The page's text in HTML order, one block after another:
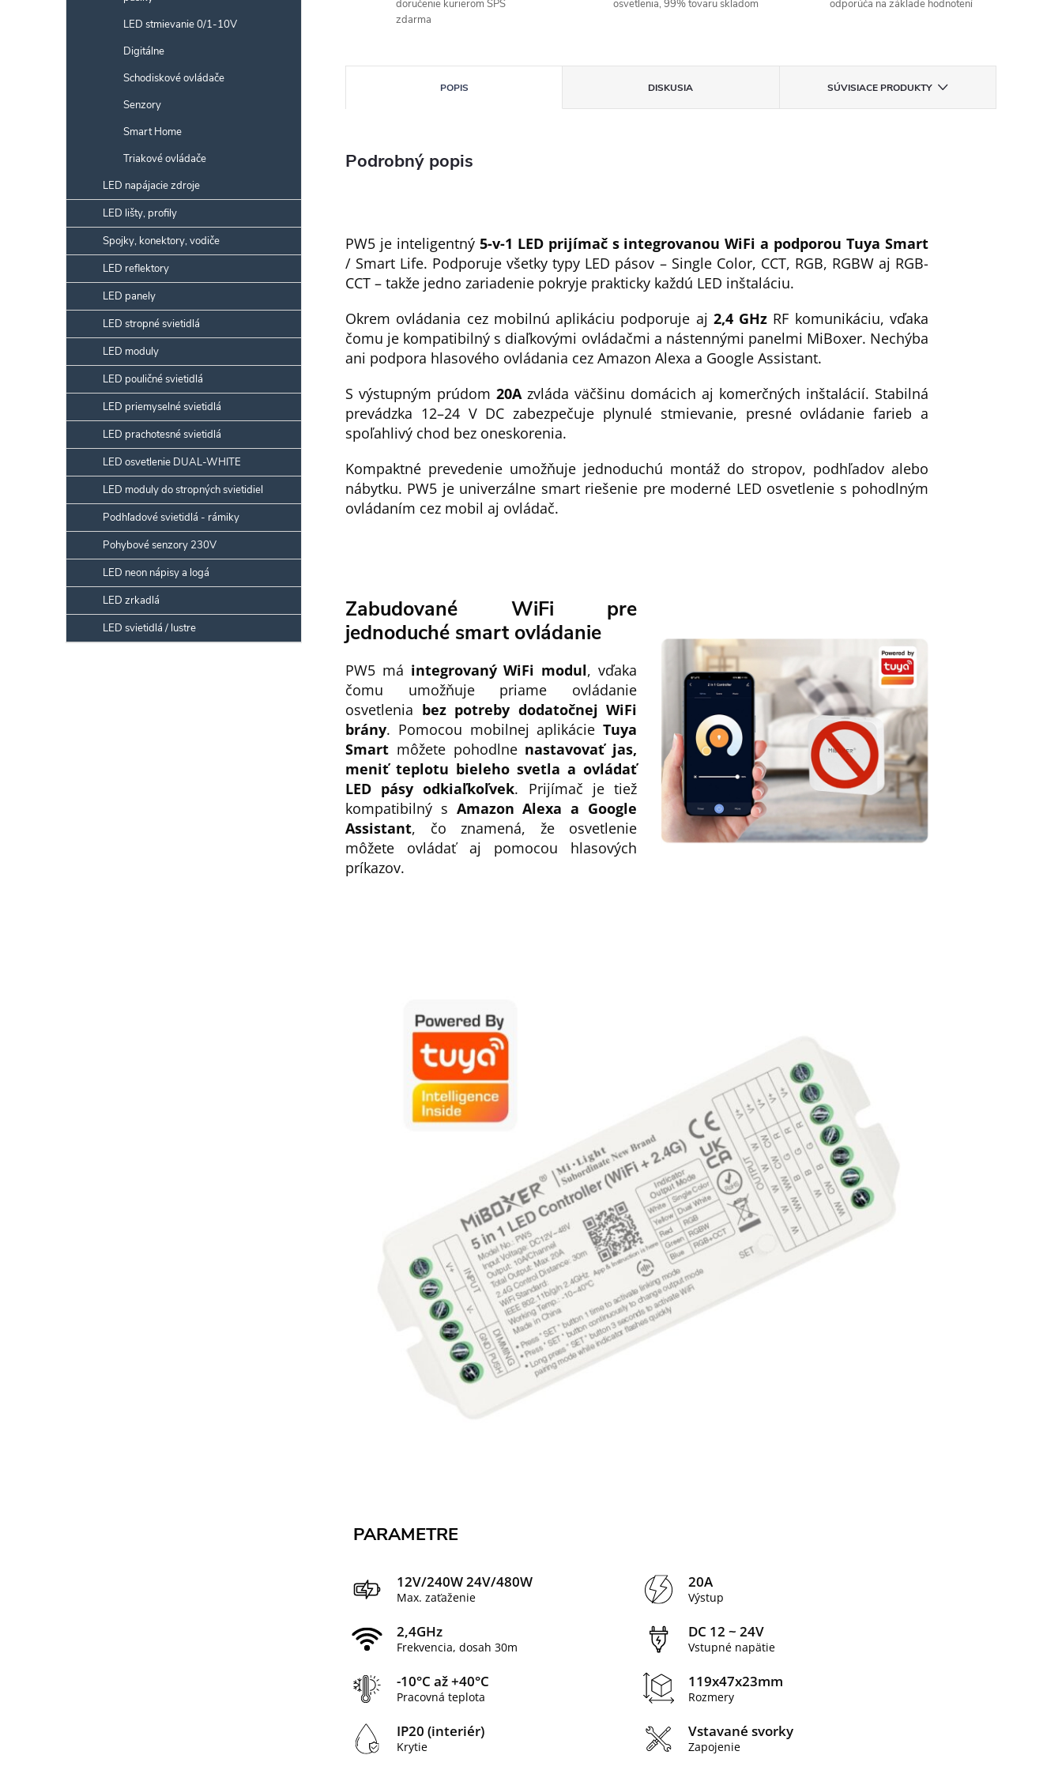
LED stmievanie 0/1-10V
Digitálne
Schodiskové ovládače
Senzory
Smart Home
Triakové ovládače
LED napájacie zdroje
LED lišty, profily
Spojky, konektory, vodiče
LED reflektory
LED panely
LED stropné svietidlá
LED moduly
LED pouličné svietidlá
LED priemyselné svietidlá
LED prachotesné svietidlá
LED osvetlenie DUAL-WHITE
LED moduly do stropných svietidiel
Podhľadové svietidlá - rámiky
Pohybové senzory 230V
LED neon nápisy a logá
LED zrkadlá
LED svietidlá / lustre
doručenie kurierom SPS
zdarma
osvetlenia, 99% tovaru skladom
odporúča na základe hodnotení
POPIS DISKUSIA SÚVISIACE PRODUKTY
Podrobný popis
PW5 je inteligentný 5-v-1 LED prijímačs integrovanou WiFi a podporou Tuya Smart
/ Smart Life. Podporuje všetky typy LED pásov – Single Color, CCT, RGB, RGBW aj RGB-
CCT – takže jedno zariadenie pokryje prakticky každú LED inštaláciu.
Okrem ovládania cez mobilnú aplikáciu podporuje aj 2,4 GHz RF komunikáciu, vďaka
čomu je kompatibilný s diaľkovými ovládačmi a nástennými panelmi MiBoxer. Nechýba
ani podpora hlasového ovládania cez Amazon Alexa a Google Assistant.
S výstupným prúdom 20Azvláda väčšinu domácich aj komerčných inštalácií. Stabilná
prevádzka 12–24 V DC zabezpečuje plynulé stmievanie, presné ovládanie farieb a
spoľahlivý chod bez oneskorenia.
Kompaktné prevedenie umožňuje jednoduchú montáž do stropov, podhľadov alebo
nábytku. PW5 je univerzálne smart riešenie pre moderné LED osvetlenie s pohodlným
ovládaním cez mobil aj ovládač.
Zabudované WiFi pre
jednoduché smart ovládanie
PW5 má integrovaný WiFi modul, vďaka
čomu umožňuje priame ovládanie
osvetlenia bez potreby dodatočnej WiFi
brány. Pomocou mobilnej aplikácie Tuya
Smart môžete pohodlne nastavovať jas,
meniť teplotu bieleho svetla a ovládať
LED pásy odkiaľkoľvek. Prijímač je tiež
kompatibilný s Amazon Alexa a Google
Assistant, čo znamená, že osvetlenie
môžete ovládať aj pomocou hlasových
príkazov.
PARAMETRE
12V/240W 24V/480W
Max. zaťaženie
20A
Výstup
2,4GHz
Frekvencia, dosah 30m
DC 12 ~ 24V
Vstupné napätie
-10°C až +40°C
Pracovná teplota
119x47x23mm
Rozmery
IP20 (interiér)
Krytie
Vstavané svorky
Zapojenie